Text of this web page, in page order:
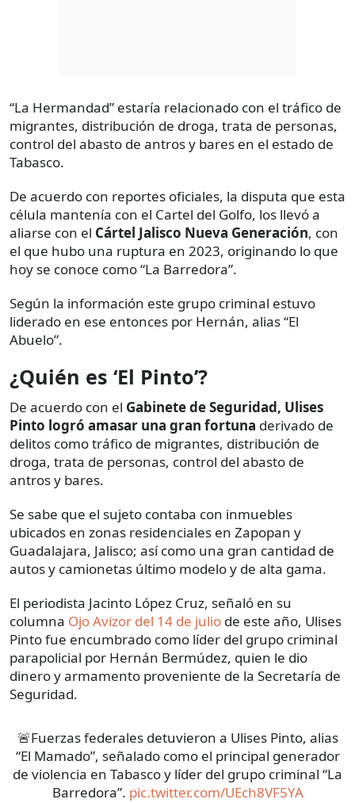
“La Hermandad” estaría relacionado con el tráfico de
migrantes, distribución de droga, trata de personas,
control del abasto de antros y bares en el estado de
Tabasco.
De acuerdo con reportes oficiales, la disputa que esta
célula mantenía con el Cartel del Golfo, los llevó a
aliarse con el Cártel Jalisco Nueva Generación, con
el que hubo una ruptura en 2023, originando lo que
hoy se conoce como “La Barredora”.
Según la información este grupo criminal estuvo
liderado en ese entonces por Hernán, alias “El
Abuelo”.
¿Quién es ‘El Pinto’?
De acuerdo con el Gabinete de Seguridad, Ulises
Pinto logró amasar una gran fortuna derivado de
delitos como tráfico de migrantes, distribución de
droga, trata de personas, control del abasto de
antros y bares.
Se sabe que el sujeto contaba con inmuebles
ubicados en zonas residenciales en Zapopan y
Guadalajara, Jalisco; así como una gran cantidad de
autos y camionetas último modelo y de alta gama.
El periodista Jacinto López Cruz, señaló en su
columna Ojo Avizor del 14 de julio de este año, Ulises
Pinto fue encumbrado como líder del grupo criminal
parapolicial por Hernán Bermúdez, quien le dio
dinero y armamento proveniente de la Secretaría de
Seguridad.
🚨Fuerzas federales detuvieron a Ulises Pinto, alias
“El Mamado”, señalado como el principal generador
de violencia en Tabasco y líder del grupo criminal “La
Barredora”. pic.twitter.com/UEch8VF5YA